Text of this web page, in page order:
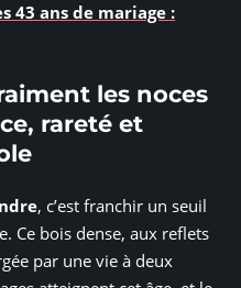
43 ans de mariage :
les noces
rareté et
, c’est franchir un seuil
Ce bois dense, aux reflets
par une vie à deux